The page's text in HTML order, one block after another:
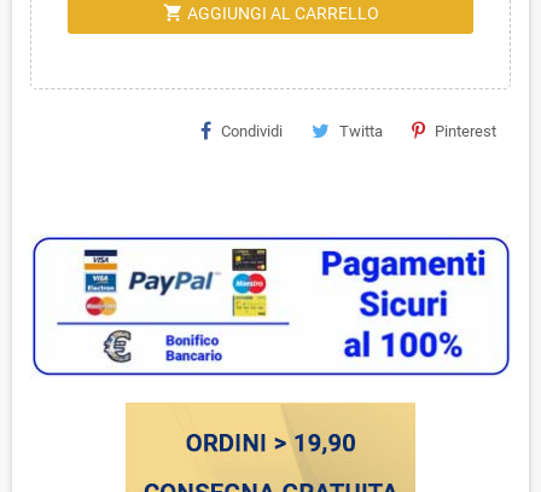
shopping_cart AGGIUNGI AL CARRELLO
Condividi Twitta Pinterest